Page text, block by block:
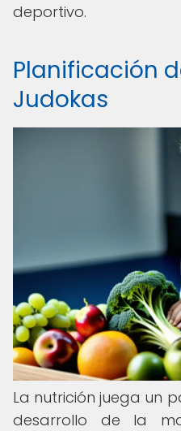
deportivo.
Planificación
Judokas
La nutrición juega un
desarrollo de la